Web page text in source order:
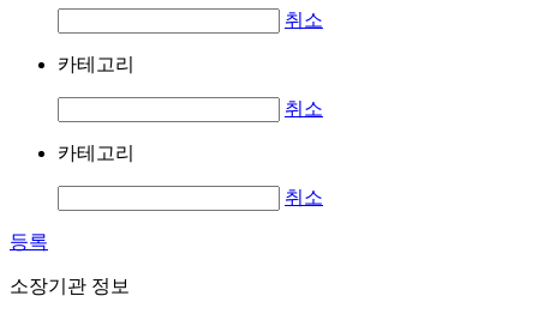
취소
카테고리
취소
카테고리
취소
등록
소장기관 정보